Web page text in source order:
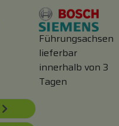
Führungsachsen
lieferbar
innerhalb von 3
Tagen